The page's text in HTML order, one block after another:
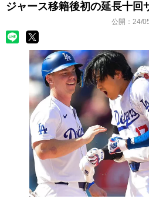
ジャース移籍後初の延長十回
公開： 24/